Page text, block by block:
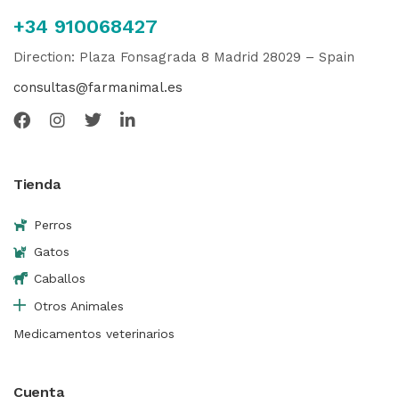
+34 910068427
Direction: Plaza Fonsagrada 8 Madrid 28029 – Spain
consultas@farmanimal.es
Tienda
Perros
Gatos
Caballos
Otros Animales
Medicamentos veterinarios
Cuenta